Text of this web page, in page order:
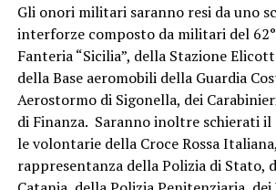
Gli onori militari saranno resi da uno
interforze composto da militari del
Fanteria “Sicilia”, della Stazione
della Base aeromobili della Guardia
Aerostormo di Sigonella, dei
di Finanza. Saranno inoltre schierati
le volontarie della Croce Rossa
rappresentanza della Polizia di Stato,